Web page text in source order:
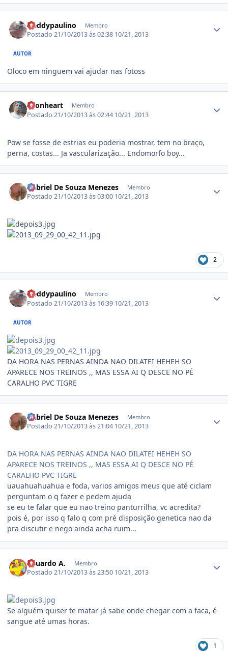
freddypaulino Membro
Postado21/10/2013 às 02:38 10/21, 2013
AUTOR
Oloco em ninguem vai ajudar nas fotoss
Lyonheart Membro
Postado21/10/2013 às 02:44 10/21, 2013
Pow se fosse de estrias eu poderia mostrar, tem no braço,
perna, costas... Ja vascularização... Endomorfo boy...
Gabriel De Souza Menezes Membro
Postado21/10/2013 às 03:00 10/21, 2013
2
freddypaulino Membro
Postado21/10/2013 às 16:39 10/21, 2013
AUTOR
DA HORA NAS PERNAS AINDA NAO DILATEI HEHEH SO
APARECE NOS TREINOS ,, MAS ESSA AI Q DESCE NO PÉ
CARALHO PVC TIGRE
Gabriel De Souza Menezes Membro
Postado21/10/2013 às 21:04 10/21, 2013
DA HORA NAS PERNAS AINDA NAO DILATEI HEHEH SO
APARECE NOS TREINOS ,, MAS ESSA AI Q DESCE NO PÉ
CARALHO PVC TIGRE
uauahuahuahua e foda, varios amigos meus que até ciclam
perguntam o q fazer e pedem ajuda
se eu te falar que eu nao treino panturrilha, vc acredita?
pois é, por isso q falo q com pré disposição genetica nao da
pra discutir e nego ainda acha ruim...
Eduardo A. Membro
Postado21/10/2013 às 23:50 10/21, 2013
Se alguém quiser te matar já sabe onde chegar com a faca, é
sangue até umas horas.
1